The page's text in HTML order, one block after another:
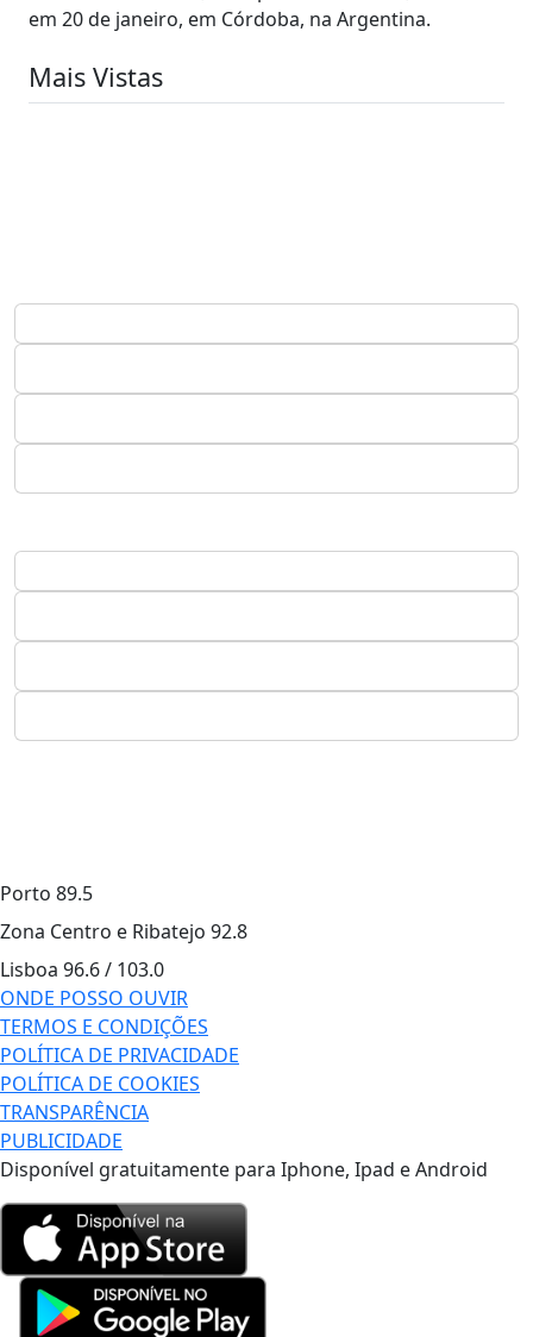
em 20 de janeiro, em Córdoba, na Argentina.
Mais Vistas
Porto 89.5
Zona Centro e Ribatejo 92.8
Lisboa 96.6 / 103.0
ONDE POSSO OUVIR
TERMOS E CONDIÇÕES
POLÍTICA DE PRIVACIDADE
POLÍTICA DE COOKIES
TRANSPARÊNCIA
PUBLICIDADE
Disponível gratuitamente para Iphone, Ipad e Android